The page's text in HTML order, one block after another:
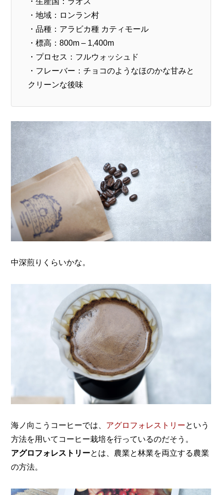
・地域：ロンラン村
・品種：アラビカ種 カティモール
・標高：800m – 1,400m
・プロセス：フルウォッシュド
・フレーバー：チョコのようなほのかな甘みと
クリーンな後味
中深煎りくらいかな。
海ノ向こうコーヒーでは、 アグロフォレストリーという
方法を用いてコーヒー栽培を行っているのだそう。
アグロフォレストリーとは、農業と林業を両立する農業
の方法。